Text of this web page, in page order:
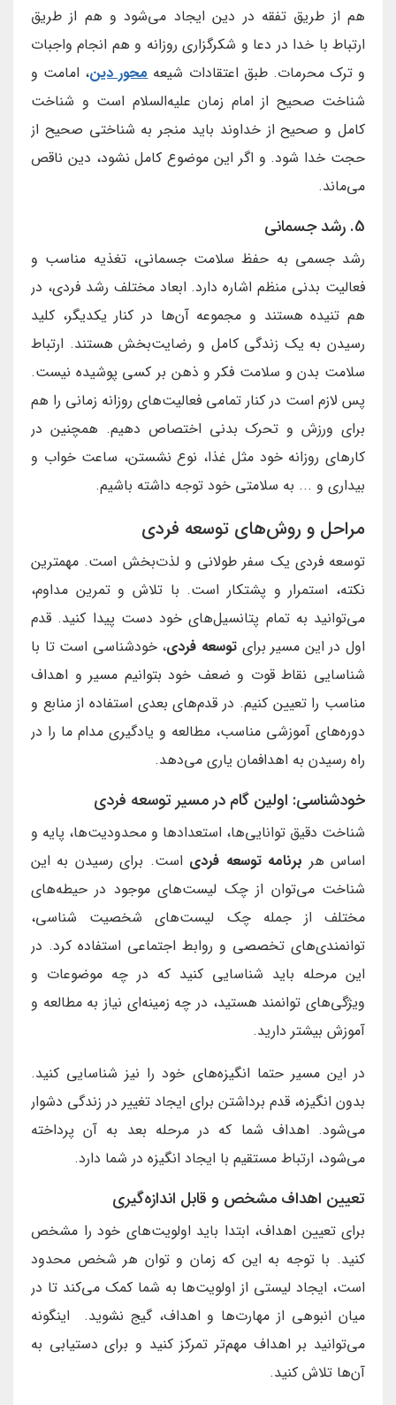
هم از طریق تفقه در دین ایجاد می‌شود و هم از طریق
ارتباط با خدا در دعا و شکرگزاری روزانه و هم انجام واجبات
و ترک محرمات. طبق اعتقادات شیعهمحور دین، امامت و
شناخت صحیح از امام زمان علیه‌السلام است و شناخت
کامل و صحیح از خداوند باید منجر به شناختی صحیح از
حجت خدا شود. و اگر این موضوع کامل نشود، دین ناقص
می‌ماند.
5. رشد جسمانی
رشد جسمی به حفظ سلامت جسمانی، تغذیه مناسب و
فعالیت بدنی منظم اشاره دارد. ابعاد مختلف رشد فردی، در
هم تنیده هستند و مجموعه آن‌ها در کنار یکدیگر، کلید
رسیدن به یک زندگی کامل و رضایت‌بخش هستند. ارتباط
سلامت بدن و سلامت فکر و ذهن بر کسی پوشیده نیست.
پس لازم است در کنار تمامی فعالیت‌های روزانه زمانی را هم
برای ورزش و تحرک بدنی اختصاص دهیم. همچنین در
کارهای روزانه خود مثل غذا، نوع نشستن، ساعت خواب و
بیداری و ... به سلامتی خود توجه داشته باشیم.
مراحل و روش‌های توسعه فردی
توسعه فردی یک سفر طولانی و لذت‌بخش است. مهمترین
نکته، استمرار و پشتکار است. با تلاش و تمرین مداوم،
می‌توانید به تمام پتانسیل‌های خود دست پیدا کنید. قدم
اول در این مسیر برای توسعه فردی، خودشناسی است تا با
شناسایی نقاط قوت و ضعف خود بتوانیم مسیر و اهداف
مناسب را تعیین کنیم. در قدم‌های بعدی استفاده از منابع و
دوره‌های آموزشی مناسب، مطالعه و یادگیری مدام ما را در
راه رسیدن به اهدافمان یاری می‌دهد.
خودشناسی: اولین گام در مسیر توسعه فردی
شناخت دقیق توانایی‌ها، استعدادها و محدودیت‌ها، پایه و
اساس هر برنامه توسعه فردی است. برای رسیدن به این
شناخت می‌توان از چک لیست‌های موجود در حیطه‌های
مختلف از جمله چک لیست‌های شخصیت شناسی،
توانمندی‌های تخصصی و روابط اجتماعی استفاده کرد. در
این مرحله باید شناسایی کنید که در چه موضوعات و
ویژگی‌های توانمند هستید، در چه زمینه‌ای نیاز به مطالعه و
آموزش بیشتر دارید.
در این مسیر حتما انگیزه‌های خود را نیز شناسایی کنید.
بدون انگیزه، قدم برداشتن برای ایجاد تغییر در زندگی دشوار
می‌شود. اهداف شما که در مرحله بعد به آن پرداخته
می‌شود، ارتباط مستقیم با ایجاد انگیزه در شما دارد.
تعیین اهداف مشخص و قابل اندازه‌گیری
برای تعیین اهداف، ابتدا باید اولویت‌های خود را مشخص
کنید. با توجه به این که زمان و توان هر شخص محدود
است، ایجاد لیستی از اولویت‌ها به شما کمک می‌کند تا در
میان انبوهی از مهارت‌ها و اهداف، گیج نشوید. اینگونه
می‌توانید بر اهداف مهم‌تر تمرکز کنید و برای دستیابی به
آن‌ها تلاش کنید.